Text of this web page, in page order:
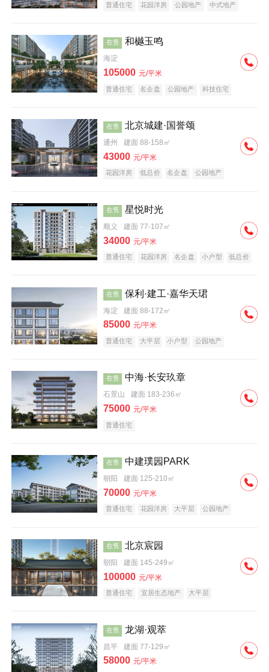
普通住宅 花园洋房 公园地产
中式地产
在售 和樾玉鸣
海淀
105000 元/平米
普通住宅 名企盘 公园地产 科技住宅
在售 北京城建·国誉颂
通州 建面 88-158㎡
43000 元/平米
花园洋房 低总价 名企盘 公园地产
在售 星悦时光
顺义 建面 77-107㎡
34000 元/平米
普通住宅 花园洋房 名企盘 小户型 低总价
在售 保利·建工·嘉华天珺
海淀 建面 88-172㎡
85000 元/平米
普通住宅 大平层 小户型
公园地产
在售 中海·长安玖章
石景山 建面 183-236㎡
75000 元/平米
普通住宅
在售 中建璞园PARK
朝阳 建面 125-210㎡
70000 元/平米
普通住宅 花园洋房 大平层
公园地产
在售 北京宸园
朝阳 建面 145-249㎡
100000 元/平米
普通住宅 宜居生态地产 大平层
在售 龙湖·观萃
昌平 建面 77-129㎡
58000 元/平米